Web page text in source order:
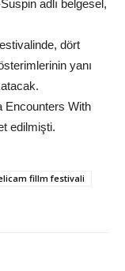
adlı belgesel,
dört
yanı
Encounters With
edilmişti.
fillm festivali